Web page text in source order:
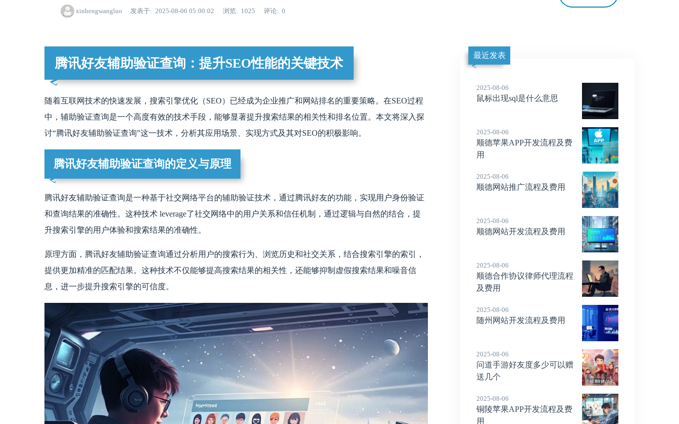
xinhengwangluo 发表于 2025-08-06 05:00:02 浏览 1025 评论 0
腾讯好友辅助验证查询：提升SEO性能的关键技术
随着互联网技术的快速发展，搜索引擎优化（SEO）已经成为企业推广和网站排名的重要策略。在SEO过程
中，辅助验证查询是一个高度有效的技术手段，能够显著提升搜索结果的相关性和排名位置。本文将深入探
讨“腾讯好友辅助验证查询”这一技术，分析其应用场景、实现方式及其对SEO的积极影响。
腾讯好友辅助验证查询的定义与原理
腾讯好友辅助验证查询是一种基于社交网络平台的辅助验证技术，通过腾讯好友的功能，实现用户身份验证
和查询结果的准确性。这种技术 leverage了社交网络中的用户关系和信任机制，通过逻辑与自然的结合，提
升搜索引擎的用户体验和搜索结果的准确性。
原理方面，腾讯好友辅助验证查询通过分析用户的搜索行为、浏览历史和社交关系，结合搜索引擎的索引，
提供更加精准的匹配结果。这种技术不仅能够提高搜索结果的相关性，还能够抑制虚假搜索结果和噪音信
息，进一步提升搜索引擎的可信度。
最近发表
2025-08-06
鼠标出现sql是什么意思
2025-08-06
顺德苹果APP开发流程及费
用
2025-08-06
顺德网站推广流程及费用
2025-08-06
顺德网站开发流程及费用
2025-08-06
顺德合作协议律师代理流程
及费用
2025-08-06
随州网站开发流程及费用
2025-08-06
问道手游好友度多少可以赠
送几个
2025-08-06
铜陵苹果APP开发流程及费
用